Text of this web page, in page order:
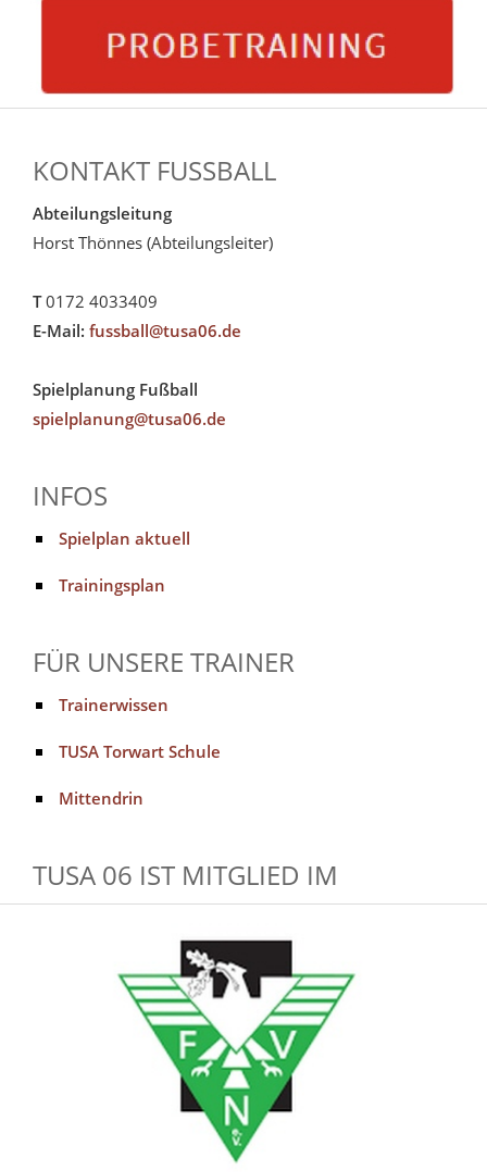
KONTAKT FUSSBALL
Abteilungsleitung
Horst Thönnes (Abteilungsleiter)
T0172 4033409
E-Mail: fussball@tusa06.de
Spielplanung Fußball
spielplanung@tusa06.de
INFOS
Spielplan aktuell
Trainingsplan
FÜR UNSERE TRAINER
Trainerwissen
TUSA Torwart Schule
Mittendrin
TUSA 06 IST MITGLIED IM